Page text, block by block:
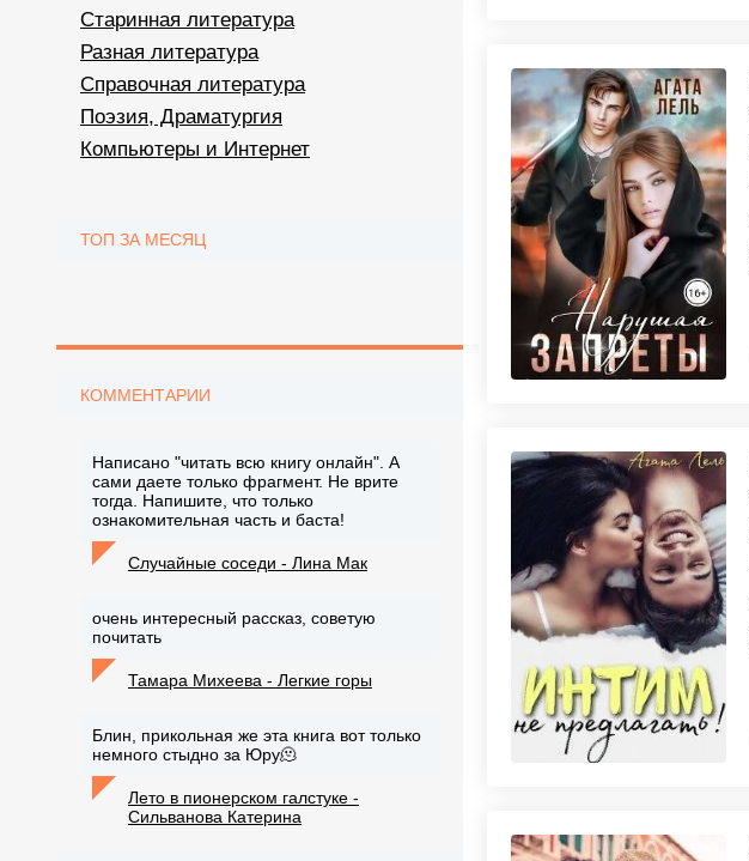
Старинная литература
Разная литература
Справочная литература
Поэзия, Драматургия
Компьютеры и Интернет
ТОП ЗА МЕСЯЦ
КОММЕНТАРИИ
Написано "читать всю книгу онлайн". А
сами даете только фрагмент. Не врите
тогда. Напишите, что только
ознакомительная часть и баста!
Случайные соседи - Лина Мак
очень интересный рассказ, советую
почитать
Тамара Михеева - Легкие горы
Блин, прикольная же эта книга вот только
немного стыдно за Юру🫠
Лето в пионерском галстуке -
Сильванова Катерина